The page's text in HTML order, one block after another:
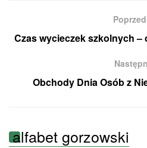
Czas wycieczek szkolnych
Obchody Dnia Osób z
alfabet gorzowski